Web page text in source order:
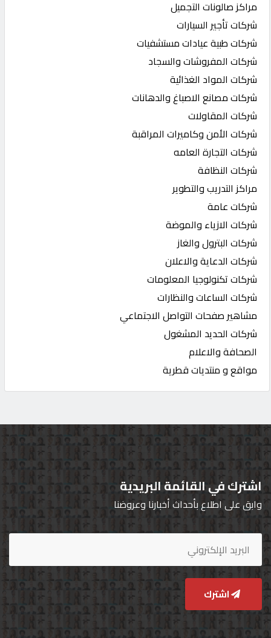
مراكز صالونات التجميل
شركات تأجير السيارات
شركات طبية عيادات مستشفيات
شركات المفروشات والسجاد
شركات المواد الغذائية
شركات مصانع الاصباغ والدهانات
شركات المقاولات
شركات الأمن وكاميرات المراقبة
شركات التجارة العامه
شركات النظافة
مراكز التدريب والتطوير
شركات عامة
شركات الازياء والموضة
شركات البترول والغاز
شركات الدعاية والاعلان
شركات تكنولوجيا المعلومات
شركات الساعات والنظارات
مشاهير صفحات التواصل الاجتماعي
شركات الحديد المشغول
الصحافة والاعلام
مواقع و منتديات قطرية
اشترك في القائمة البريدية
وابق على اطلاع بأحداث أخبارنا وعروضنا
اشترك